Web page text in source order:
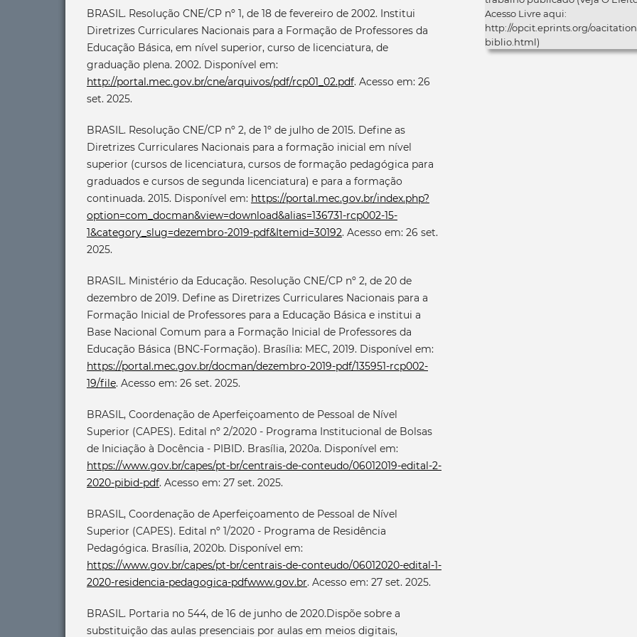
BRASIL. Resolução CNE/CP nº 1, de 18 de fevereiro de 2002. Institui
Diretrizes Curriculares Nacionais para a Formação de Professores da
Educação Básica, em nível superior, curso de licenciatura, de
graduação plena. 2002. Disponível em:
http://portal.mec.gov.br/cne/arquivos/pdf/rcp01_02.pdf. Acesso em: 26
set. 2025.
BRASIL. Resolução CNE/CP nº 2, de 1º de julho de 2015. Define as
Diretrizes Curriculares Nacionais para a formação inicial em nível
superior (cursos de licenciatura, cursos de formação pedagógica para
graduados e cursos de segunda licenciatura) e para a formação
continuada. 2015. Disponível em: https://portal.mec.gov.br/index.php?
option=com_docman&view=download&alias=136731-rcp002-15-
1&category_slug=dezembro-2019-pdf&Itemid=30192. Acesso em: 26 set.
2025.
BRASIL. Ministério da Educação. Resolução CNE/CP nº 2, de 20 de
dezembro de 2019. Define as Diretrizes Curriculares Nacionais para a
Formação Inicial de Professores para a Educação Básica e institui a
Base Nacional Comum para a Formação Inicial de Professores da
Educação Básica (BNC-Formação). Brasília: MEC, 2019. Disponível em:
https://portal.mec.gov.br/docman/dezembro-2019-pdf/135951-rcp002-
19/file. Acesso em: 26 set. 2025.
BRASIL, Coordenação de Aperfeiçoamento de Pessoal de Nível
Superior (CAPES). Edital nº 2/2020 - Programa Institucional de Bolsas
de Iniciação à Docência - PIBID. Brasília, 2020a. Disponível em:
https://www.gov.br/capes/pt-br/centrais-de-conteudo/06012019-edital-2-
2020-pibid-pdf. Acesso em: 27 set. 2025.
BRASIL, Coordenação de Aperfeiçoamento de Pessoal de Nível
Superior (CAPES). Edital nº 1/2020 - Programa de Residência
Pedagógica. Brasília, 2020b. Disponível em:
https://www.gov.br/capes/pt-br/centrais-de-conteudo/06012020-edital-1-
2020-residencia-pedagogica-pdfwww.gov.br. Acesso em: 27 set. 2025.
BRASIL. Portaria no 544, de 16 de junho de 2020.Dispõe sobre a
substituição das aulas presenciais por aulas em meios digitais,
Acesso Livre aqui:
http://opcit.eprints.org/
biblio.html)